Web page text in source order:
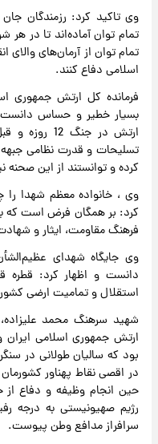
وی تاکید کرد: رزمندگان
تمام توان آماده‌اند تا در هر
تمام توان از آرمان‌های والای
اسلامی دفاع کنند.
فرمانده کل ارتش جمهوری
بسیار خطیر و حساس دانست
ارتش در
تسلیحات و قدرت نظامی
کرده و توانستند از این صحنه
وی ، خانواده معظم شهدا
کرد: بر همگان فرض است که
فرهنگ مقاومت، ایثار و
وی جایگاه شهدای
دانست و اظهار کرد: قطره
استقلال و تمامیت ارضی
شهید سرهنگ محمد
ارتش جمهوری اسلامی
بود که سالیان طولانی در
در اقصی نقاط پهناور
حین انجام وظیفه و دفاع از
رژیم صهیونیستی به درجه
سرافراز مدافع وطن پیوست.